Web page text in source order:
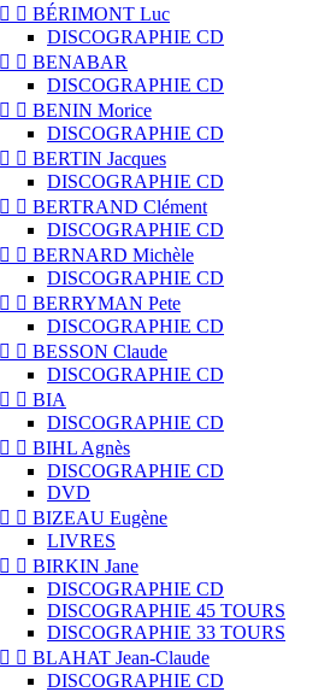
  BÉRIMONT Luc
DISCOGRAPHIE CD
  BENABAR
DISCOGRAPHIE CD
  BENIN Morice
DISCOGRAPHIE CD
  BERTIN Jacques
DISCOGRAPHIE CD
  BERTRAND Clément
DISCOGRAPHIE CD
  BERNARD Michèle
DISCOGRAPHIE CD
  BERRYMAN Pete
DISCOGRAPHIE CD
  BESSON Claude
DISCOGRAPHIE CD
  BIA
DISCOGRAPHIE CD
  BIHL Agnès
DISCOGRAPHIE CD
DVD
  BIZEAU Eugène
LIVRES
  BIRKIN Jane
DISCOGRAPHIE CD
DISCOGRAPHIE 45 TOURS
DISCOGRAPHIE 33 TOURS
  BLAHAT Jean-Claude
DISCOGRAPHIE CD